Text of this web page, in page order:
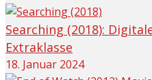
Searching (2018):
Extraklasse
18. Januar 2024